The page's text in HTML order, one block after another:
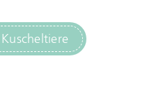
Kuscheltiere